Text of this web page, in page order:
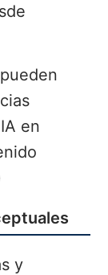
en
y